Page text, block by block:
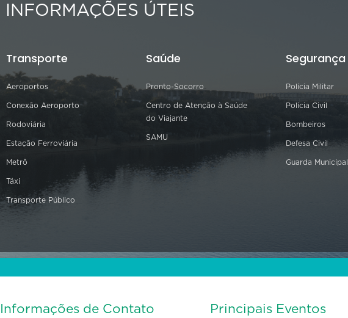
INFORMAÇÕES ÚTEIS
Transporte
Aeroportos
Conexão Aeroporto
Rodoviária
Estação Ferroviária
Metrô
Táxi
Transporte Público
Saúde
Pronto-Socorro
Centro de Atenção à Saúde
do Viajante
SAMU
Segurança
Polícia Militar
Polícia Civil
Bombeiros
Defesa Civil
Guarda Municipal
Informações de Contato Principais Eventos